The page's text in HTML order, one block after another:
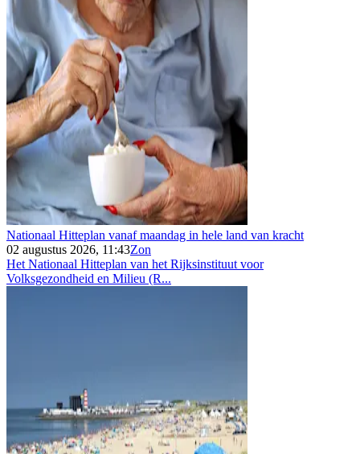
Nationaal Hitteplan vanaf maandag in hele land van kracht
02 augustus 2026, 11:43Zon
Het Nationaal Hitteplan van het Rijksinstituut voor
Volksgezondheid en Milieu (R...